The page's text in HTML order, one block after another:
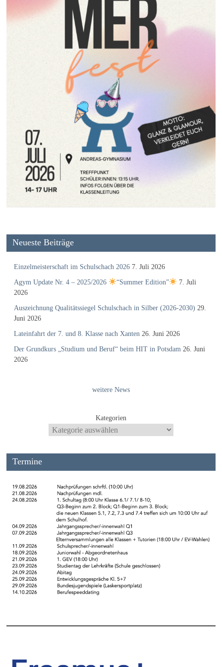
Neueste Beiträge
Einzelmeisterschaft im Schulschach 2026 7. Juli 2026
Agym Update Nr. 4 – 2025/2026 “Summer Edition”
7. Juli
2026
Auszeichnung Qualitätssiegel Schulschach in Silber (2026-2030) 29.
Juni 2026
Lateinfahrt der 7. und 8. Klasse nach Xanten 26. Juni 2026
Der Grundkurs „Studium und Beruf“ beim HIT in Potsdam 26. Juni
2026
weitere News
Kategorien
Termine